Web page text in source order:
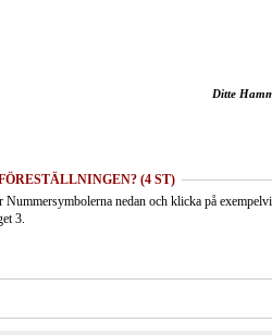
Ditte
(4 ST)
nedan och klicka på
3.